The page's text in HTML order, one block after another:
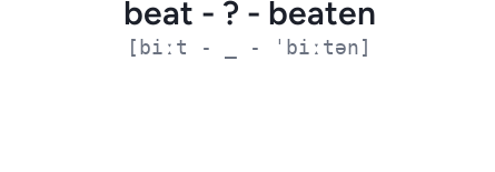
beat - ? - beaten
[biːt - _ - ˈbiːtən]
КОНТЕКСТ
They beat us. - Они победили нас.